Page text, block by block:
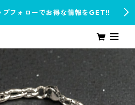
プフォローでお得な情報をGET!!